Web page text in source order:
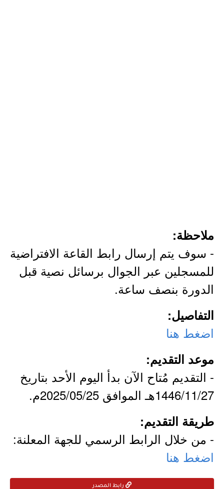
ملاحظة:
- سوف يتم إرسال رابط القاعة الافتراضية
للمسجلين عبر الجوال برسائل نصية قبل
الدورة بنصف ساعة.
التفاصيل:
اضغط هنا
موعد التقديم:
- التقديم مُتاح الآن بدأ اليوم الأحد بتاريخ
1446/11/27هـ الموافق 2025/05/25م.
طريقة التقديم:
- من خلال الرابط الرسمي للجهة المعلنة:
اضغط هنا
رابط المصدر